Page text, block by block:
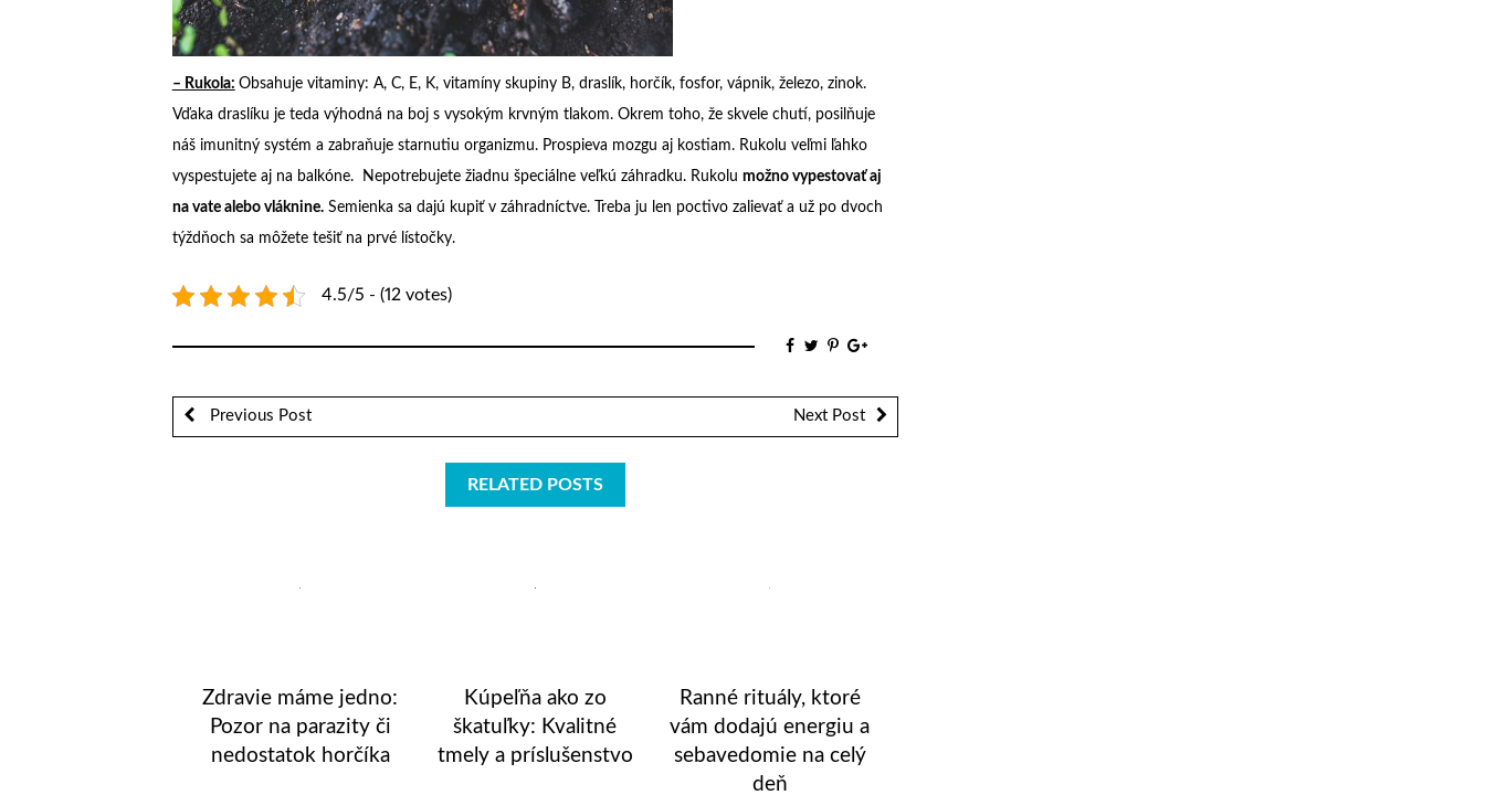
– Rukola: Obsahuje vitaminy: A, C, E, K, vitamíny skupiny B, draslík, horčík, fosfor, vápnik, železo, zinok.
Vďaka draslíku je teda výhodná na boj s vysokým krvným tlakom. Okrem toho, že skvele chutí, posilňuje
náš imunitný systém a zabraňuje starnutiu organizmu. Prospieva mozgu aj kostiam. Rukolu veľmi ľahko
vyspestujete aj na balkóne. Nepotrebujete žiadnu špeciálne veľkú záhradku. Rukolu možno vypestovať aj
na vate alebo vláknine.Semienka sa dajú kupiť v záhradníctve. Treba ju len poctivo zalievať a už po dvoch
týždňoch sa môžete tešiť na prvé lístočky.
4.5/5 - (12 votes)
Previous Post Next Post
RELATED POSTS
Zdravie máme jedno:
Pozor na parazity či
nedostatok horčíka
Kúpeľňa ako zo
škatuľky: Kvalitné
tmely a príslušenstvo
Ranné rituály, ktoré
vám dodajú energiu a
sebavedomie na celý
deň